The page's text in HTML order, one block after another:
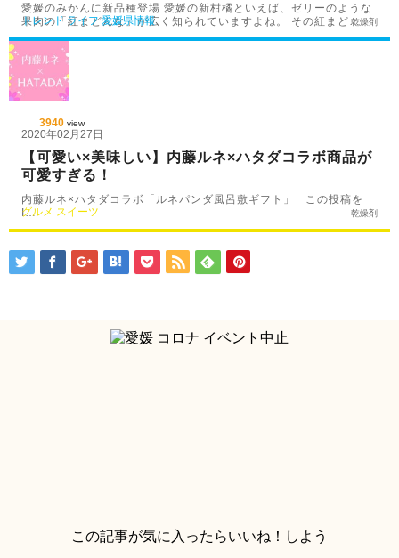
愛媛のみかんに新品種登場 愛媛の新柑橘といえば、ゼリーのような
果肉の「紅まどんな」が広く知られていますよね。 その紅まど…
トレンド ライフ 愛媛県情報 乾燥剤
3940 view
2020年02月27日
【可愛い×美味しい】内藤ルネ×ハタダコラボ商品が
可愛すぎる！
内藤ルネ×ハタダコラボ「ルネパンダ風呂敷ギフト」 この投稿を
I…
グルメ スイーツ 乾燥剤
この記事が気に入ったらいいね！しよう